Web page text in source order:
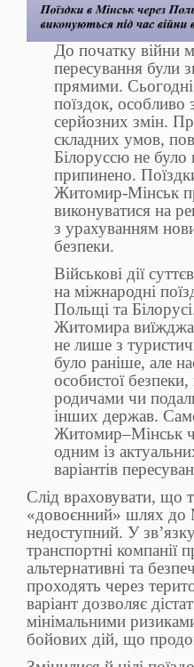
До початку війни
пересування були
прямими. Сьогодні
поїздок, особливо
серйозних змін.
складних умов,
Білоруссю не було
припинено.
Житомир-Мінськ
виконуватися на
з урахуванням
безпеки.
Військові дії
на міжнародні
Польщі та
Житомира
не лише з
було раніше, але
особистої безпеки,
родичами чи
інших держав.
Житомир–Мінськ
одним із
варіантів
Слід враховувати, що
«довоєнний» шлях до
недоступний. У
транспортні компанії
альтернативні та
проходять через
варіант дозволяє
мінімальними
бойових дій, що